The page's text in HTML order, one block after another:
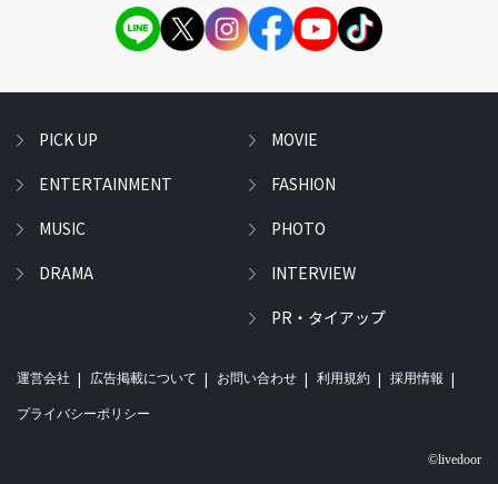
PICK UP
ENTERTAINMENT
MUSIC
DRAMA
MOVIE
FASHION
PHOTO
INTERVIEW
PR・タイアップ
運営会社 広告掲載について お問い合わせ 利用規約 採用情報
プライバシーポリシー
©livedoor